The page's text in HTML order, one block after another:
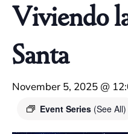
Viviendo
Santa
November 5, 2025 @
Event Series (See All)